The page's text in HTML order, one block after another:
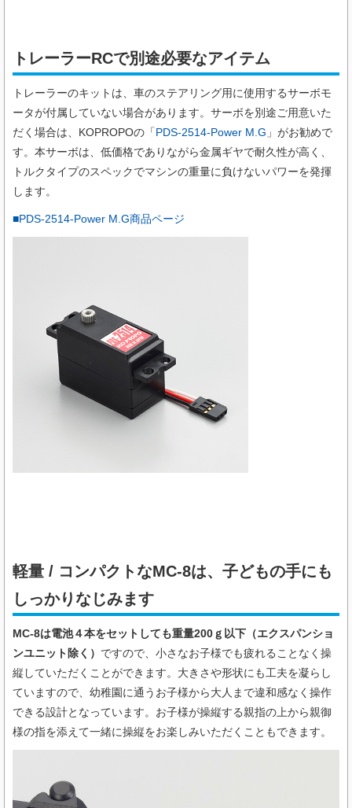
トレーラーRCで別途必要なアイテム
トレーラーのキットは、車のステアリング用に使用するサーボモ
ータが付属していない場合があります。サーボを別途ご用意いた
だく場合は、KOPROPOの「PDS-2514-Power M.G 」がお勧めで
す。本サーボは、低価格でありながら金属ギヤで耐久性が高く、
トルクタイプのスペックでマシンの重量に負けないパワーを発揮
します。
■PDS-2514-Power M.G商品ページ
軽量 / コンパクトなMC-8は、子どもの手にも
しっかりなじみます
MC-8は電池４本をセットしても重量200ｇ以下（エクスパンショ
ンユニット除く） ですので、小さなお子様でも疲れることなく操
縦していただくことができます。大きさや形状にも工夫を凝らし
ていますので、幼稚園に通うお子様から大人まで違和感なく操作
できる設計となっています。お子様が操縦する親指の上から親御
様の指を添えて一緒に操縦をお楽しみいただくこともできます。